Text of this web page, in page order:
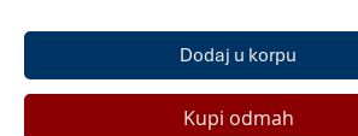
Dodaj u korpu
Kupi odmah